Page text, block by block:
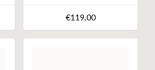
€119,00